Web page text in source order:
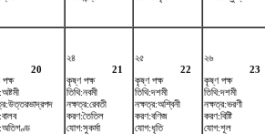
20
২৪
21
কৃষ্ণ পক্ষ
তিথি:নবমী
নক্ষত্র:রেবতী
করণ:তৈতিল
যোগ:সুকর্মা
২৫
22
কৃষ্ণ পক্ষ
তিথি:দশমী
নক্ষত্র:অশ্বিনী
করণ:বণিজ
যোগ:ধৃতি
২৬
23
কৃষ্ণ পক্ষ
তিথি:দশমী
নক্ষত্র:ভরণী
করণ:বিষ্টি
যোগ:শূল